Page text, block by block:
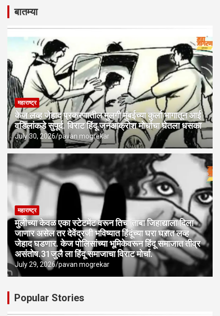
बातम्या
महाराष्ट्र
केज लव्ह जेहाद प्रकरणातील मुलगी मुंबईच्या कुर्ला भागातून आई
वडिलांकडे सुपूर्द. विराट हिंदू जनआक्रोश मोर्चाचा घेतला धसका
July 30, 2026 pavan mogrekar
महाराष्ट्र
मुलीच्या केवळ एका स्टेटमेंट वरून तिचा ताबा जिहाद्याला दिला
जाणार असेल तर देवेंद्रजी भविष्यात हिंदूंच्या घरा घरात लव्ह
जेहाद घडणार. केज पोलिसांच्या भूमिकेवरून हिंदू समाजात तीव्र
असंतोष.31जुलै ला हिंदू समाजाचा विराट मोर्चा.
July 29, 2026 pavan mogrekar
Popular Stories